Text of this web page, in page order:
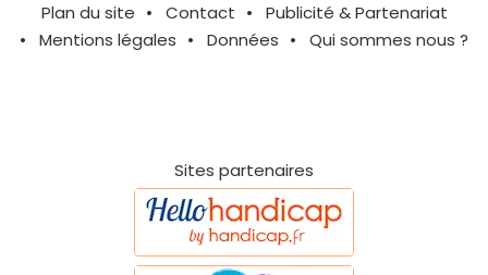
Plan du site Contact
Publicité & Partenariat
Mentions légales
Données Qui sommes nous ?
Sites partenaires